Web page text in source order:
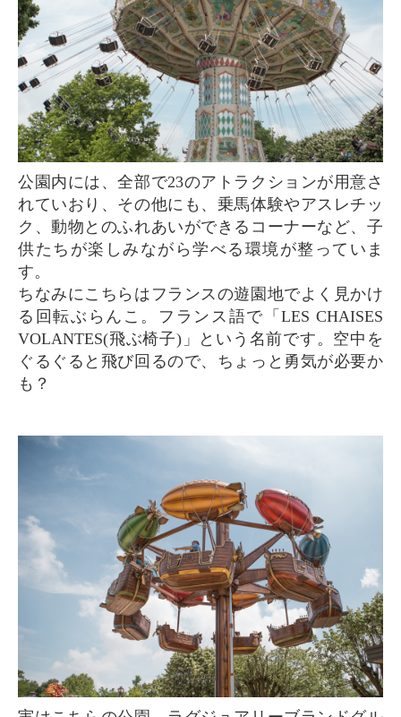
公園内には、全部で23のアトラクションが用意さ
れていおり、その他にも、乗馬体験やアスレチッ
ク、動物とのふれあいができるコーナーなど、子
供たちが楽しみながら学べる環境が整っていま
す。
ちなみにこちらはフランスの遊園地でよく見かけ
る回転ぶらんこ。フランス語で「LES CHAISES
VOLANTES(飛ぶ椅子)」という名前です。空中を
ぐるぐると飛び回るので、ちょっと勇気が必要か
も？